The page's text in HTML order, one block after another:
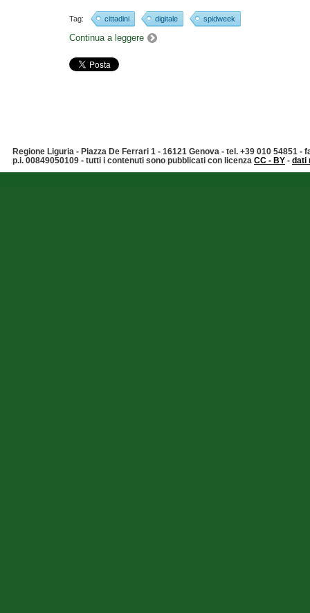
Tag: cittadini digitale spidweek
Continua a leggere
Regione Liguria - Piazza De Ferrari 1 - 16121 Genova - tel. +39 010 54851 -
p.i. 00849050109 - tutti i contenuti sono pubblicati con licenza CC - BY - dati